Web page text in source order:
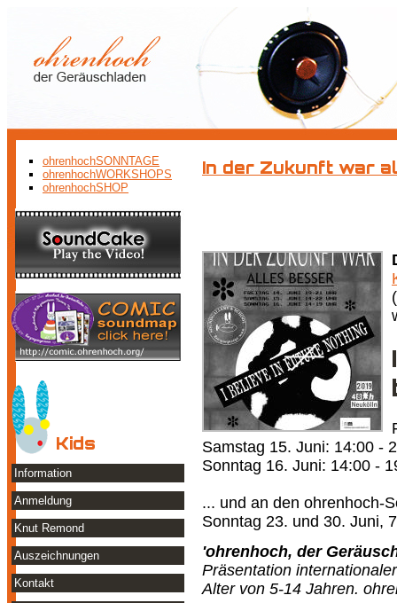
ohrenhochSONNTAGE
ohrenhochWORKSHOPS
ohrenhochSHOP
Kids
Information
Anmeldung
Knut Remond
Auszeichnungen
Kontakt
In der Zukunft war
Samstag 15. Juni: 14:00 -
Sonntag 16. Juni: 14:00 -
... und an den ohrenhoch-
Sonntag 23. und 30. Juni,
'ohrenhoch, der
Präsentation
Alter von 5-14 Jahren.